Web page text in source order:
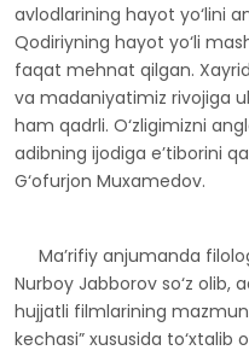
avlodlarining hayot yo‘lini
Qodiriyning hayot yo‘li
faqat mehnat qilgan.
va madaniyatimiz rivojiga
ham qadrli. O‘zligimizni
adibning ijodiga e’tiborini
G‘ofurjon Muxamedov.
Ma’rifiy anjumanda
Nurboy Jabborov so‘z olib,
hujjatli filmlarining
kechasi” xususida to‘xtalib